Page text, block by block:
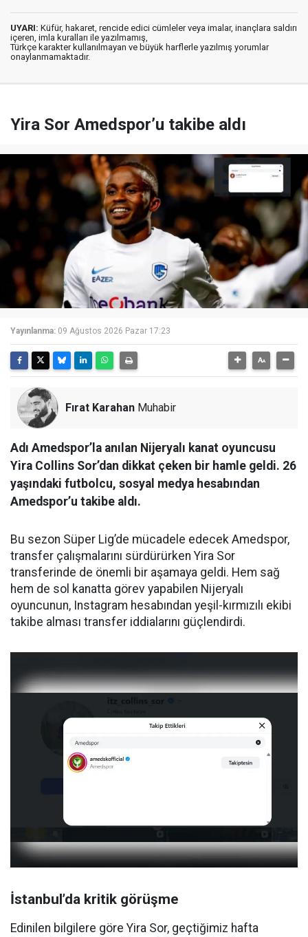
UYARI: Küfür, hakaret, rencide edici cümleler veya imalar, inançlara saldırı
içeren, imla kuralları ile yazılmamış,
Türkçe karakter kullanılmayan ve büyük harflerle yazılmış yorumlar
onaylanmamaktadır.
Yira Sor Amedspor’u takibe aldı
Yayınlanma: 09 Ağustos 2026 Pazar 17:23
Fırat Karahan Muhabir
Adı Amedspor’la anılan Nijeryalı kanat oyuncusu
Yira Collins Sor’dan dikkat çeken bir hamle geldi. 26
yaşındaki futbolcu, sosyal medya hesabından
Amedspor’u takibe aldı.
Bu sezon Süper Lig’de mücadele edecek Amedspor,
transfer çalışmalarını sürdürürken Yira Sor
transferinde de önemli bir aşamaya geldi. Hem sağ
hem de sol kanatta görev yapabilen Nijeryalı
oyuncunun, Instagram hesabından yeşil-kırmızılı ekibi
takibe alması transfer iddialarını güçlendirdi.
İstanbul’da kritik görüşme
Edinilen bilgilere göre Yira Sor, geçtiğimiz hafta